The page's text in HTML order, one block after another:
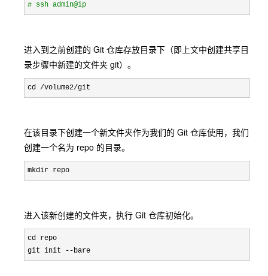
# ssh admin@ip
进入到之前创建的 Git 仓库存放目录下（即上文中创建共享目
录步骤中新建的文件夹 git）。
cd /volume2/git
在该目录下创建一个新文件夹作为我们的 Git 仓库使用，我们
创建一个名为 repo 的目录。
mkdir repo
进入该新创建的文件夹，执行 Git 仓库初始化。
cd repo
git init
--bare